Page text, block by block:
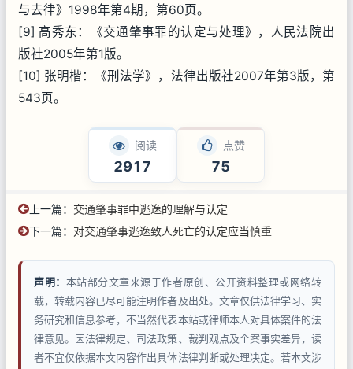
与去律》1998年第4期，第60页。
[9] 高秀东：《交通肇事罪的认定与处理》，人民法院出
版社2005年第1版。
[10] 张明楷：《刑法学》，法律出版社2007年第3版，第
543页。
阅读
2917
点赞
75
上一篇： 交通肇事罪中逃逸的理解与认定
下一篇： 对交通肇事逃逸致人死亡的认定应当慎重
声明： 本站部分文章来源于作者原创、公开资料整理或网络转
载，转载内容已尽可能注明作者及出处。文章仅供法律学习、实
务研究和信息参考，不当然代表本站或律师本人对具体案件的法
律意见。因法律规定、司法政策、裁判观点及个案事实差异，读
者不宜仅依据本文内容作出具体法律判断或处理决定。若本文涉